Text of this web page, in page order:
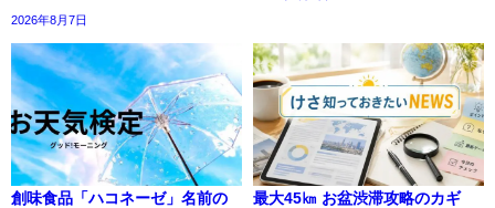
2026年8月7日
創味食品「ハコネーゼ」名前の
最大45㎞ お盆渋滞攻略のカギ